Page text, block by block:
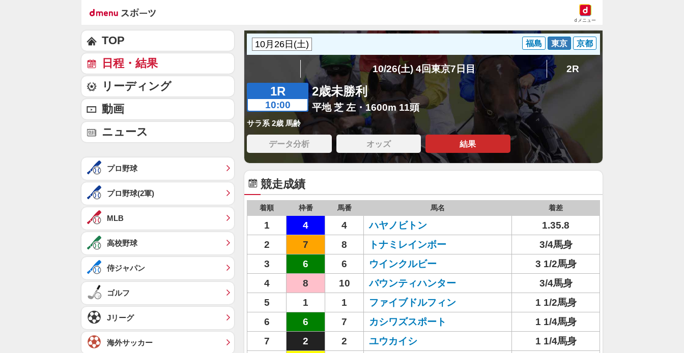
dメニュー
福島 東京 京都
10/26(土) 4回東京7日目 2R
1R
10:00
2歳未勝利
平地 芝 左・1600m 11頭
サラ系 2歳 馬齢
データ分析 オッズ 結果
競走成績
着順 枠番 馬番 馬名 着差
1 4 4 ハヤノビトン
1.35.8
2
7 8 トナミレインボー
3/4馬身
3
6 6 ウインクルビー
3 1/2馬身
4
8 10 バウンティハンター
3/4馬身
5
1 1 ファイブドルフィン
1 1/2馬身
6
6 7 カシワズスポート
1 1/4馬身
7
2 2 ユウカイシ
1 1/4馬身
TOP
日程・結果
リーディング
動画
ニュース
プロ野球
プロ野球(2軍)
MLB
高校野球
侍ジャパン
ゴルフ
Jリーグ
海外サッカー